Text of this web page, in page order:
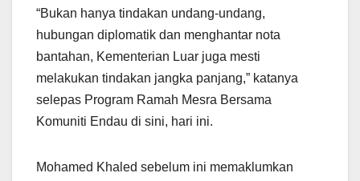
“Bukan hanya tindakan undang-undang,
hubungan diplomatik dan menghantar nota
bantahan, Kementerian Luar juga mesti
melakukan tindakan jangka panjang,” katanya
selepas Program Ramah Mesra Bersama
Komuniti Endau di sini, hari ini.
Mohamed Khaled sebelum ini memaklumkan